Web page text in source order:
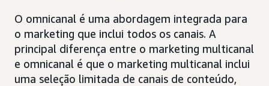
O omnicanal é uma abordagem integrada para
o marketing que inclui todos os canais. A
principal diferença entre o marketing multicanal
e omnicanal é que o marketing multicanal inclui
uma seleção limitada de canais de conteúdo,